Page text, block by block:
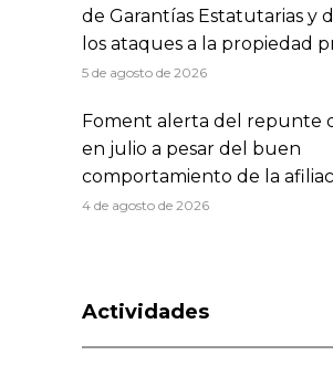
de Garantías Estatutarias y
los ataques a la propiedad
5 de agosto de 2026
Foment alerta del repunte
en julio a pesar del buen
comportamiento de la
4 de agosto de 2026
Actividades